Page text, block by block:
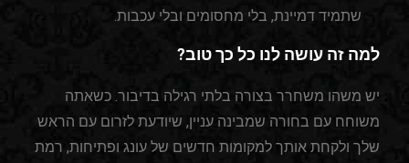
שתמיד דמיינת, בלי מחסומים ובלי עכבות.
למה זה עושה לנו כל כך טוב?
יש משהו משחרר בצורה בלתי רגילה בדיבור. כשאתה
משוחח עם בחורה שמבינה עניין, שיודעת לזרום עם הראש
שלך ולקחת אותך למקומות חדשים של עונג ופתיחות, רמת